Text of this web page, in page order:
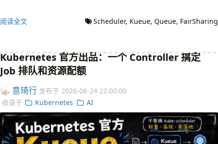
阅读全文 Scheduler Kueue Queue FairSharing
Kubernetes 官方出品：一个 Controller 搞定
Job 排队和资源配额
意琦行 发布于 2026-06-24 22:00:00
收录于
Kubernetes AI